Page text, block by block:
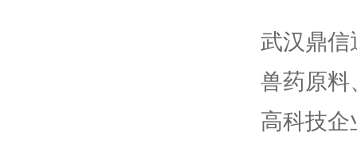
武汉鼎信
兽药原料
高科技企